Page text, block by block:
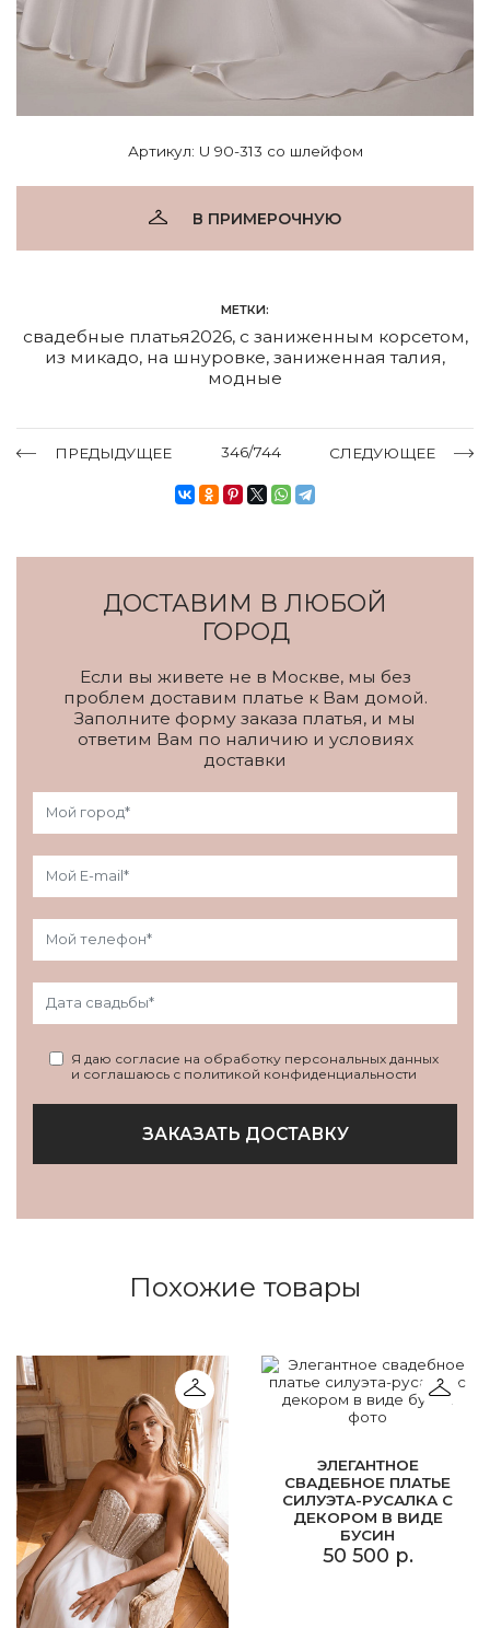
Артикул: U 90-313 со шлейфом
В ПРИМЕРОЧНУЮ
МЕТКИ:
свадебные платья2026, с заниженным корсетом,
из микадо, на шнуровке, заниженная талия,
модные
ПРЕДЫДУЩЕЕ 346/744 СЛЕДУЮЩЕЕ
ДОСТАВИМ В ЛЮБОЙ
ГОРОД
Если вы живете не в Москве, мы без
проблем доставим платье к Вам домой.
Заполните форму заказа платья, и мы
ответим Вам по наличию и условиях
доставки
Я даю согласие на обработку персональных данных
и соглашаюсь с политикой конфиденциальности
ЗАКАЗАТЬ ДОСТАВКУ
Похожие товары
ЭЛЕГАНТНОЕ
СВАДЕБНОЕ ПЛАТЬЕ
СИЛУЭТА-РУСАЛКА С
ДЕКОРОМ В ВИДЕ
БУСИН
50 500 р.